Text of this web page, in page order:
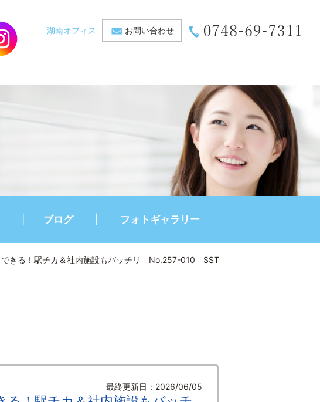
湖南オフィス お問い合わせ
ブログ フォトギャラリー
できる！駅チカ＆社内施設もバッチリ No.257-010 SST
最終更新日：2026/06/05